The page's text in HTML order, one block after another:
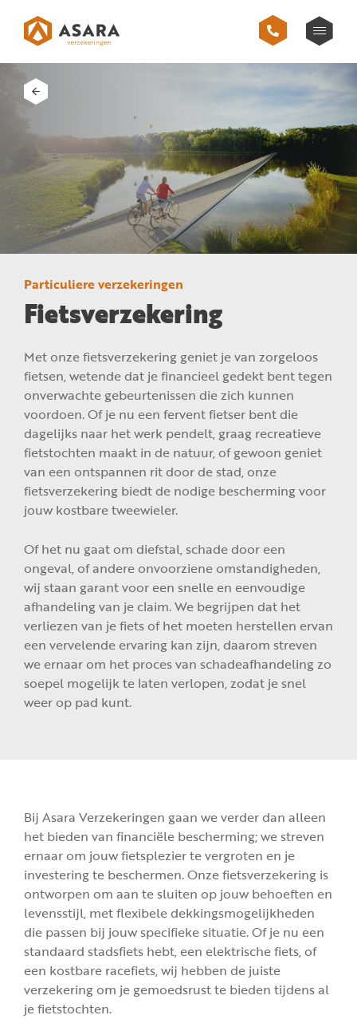
Particuliere verzekeringen
Fietsverzekering
Met onze fietsverzekering geniet je van zorgeloos
fietsen, wetende dat je financieel gedekt bent tegen
onverwachte gebeurtenissen die zich kunnen
voordoen. Of je nu een fervent fietser bent die
dagelijks naar het werk pendelt, graag recreatieve
fietstochten maakt in de natuur, of gewoon geniet
van een ontspannen rit door de stad, onze
fietsverzekering biedt de nodige bescherming voor
jouw kostbare tweewieler.
Of het nu gaat om diefstal, schade door een
ongeval, of andere onvoorziene omstandigheden,
wij staan garant voor een snelle en eenvoudige
afhandeling van je claim. We begrijpen dat het
verliezen van je fiets of het moeten herstellen ervan
een vervelende ervaring kan zijn, daarom streven
we ernaar om het proces van schadeafhandeling zo
soepel mogelijk te laten verlopen, zodat je snel
weer op pad kunt.
Bij Asara Verzekeringen gaan we verder dan alleen
het bieden van financiële bescherming; we streven
ernaar om jouw fietsplezier te vergroten en je
investering te beschermen. Onze fietsverzekering is
ontworpen om aan te sluiten op jouw behoeften en
levensstijl, met flexibele dekkingsmogelijkheden
die passen bij jouw specifieke situatie. Of je nu een
standaard stadsfiets hebt, een elektrische fiets, of
een kostbare racefiets, wij hebben de juiste
verzekering om je gemoedsrust te bieden tijdens al
je fietstochten.